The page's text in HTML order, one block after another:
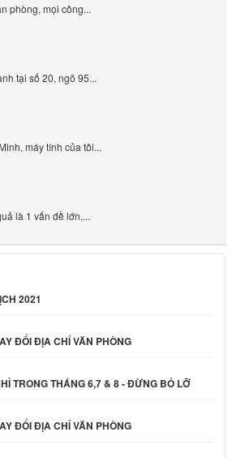
phòng, mọi công...
tại số 20, ngõ 95...
máy tính của tôi...
là 1 vấn đề lớn,...
2021
ĐỔI ĐỊA CHỈ VĂN PHÒNG
TRONG THÁNG 6,7 & 8 - ĐỪNG BỎ LỠ
ĐỔI ĐỊA CHỈ VĂN PHÒNG